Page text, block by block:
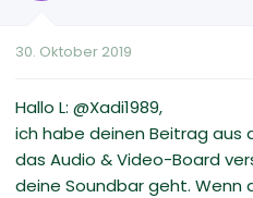
30. Oktober 2019
Hallo L: @Xadi1989,
ich habe deinen Beitrag aus
das Audio & Video-Board
deine Soundbar geht.